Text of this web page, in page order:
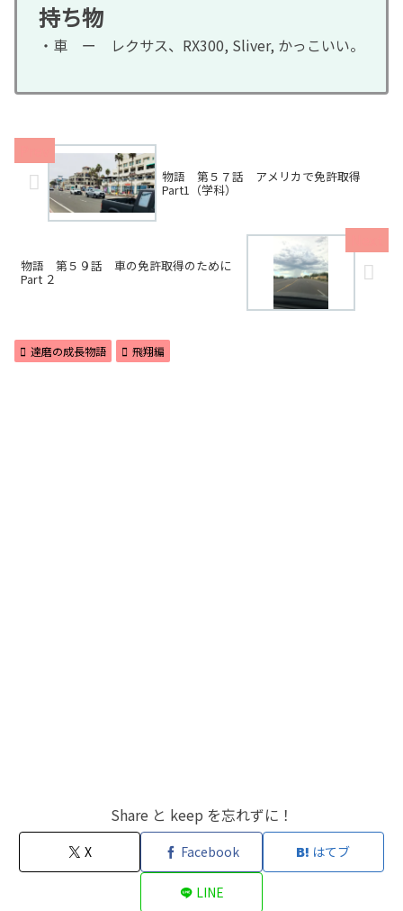
持ち物
・車 ー レクサス、RX300, Sliver, かっこいい。
物語 第５７話 アメリカで免許取得
Part1（学科）
物語 第５９話 車の免許取得のために
Part ２
達磨の成長物語 飛翔編
Share と keep を忘れずに！
X Facebook はてブ
LINE